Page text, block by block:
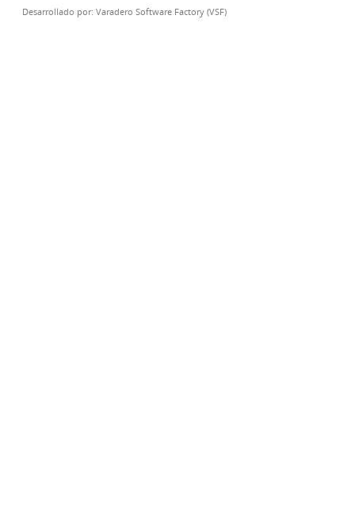
Desarrollado por: Varadero Software Factory (VSF)